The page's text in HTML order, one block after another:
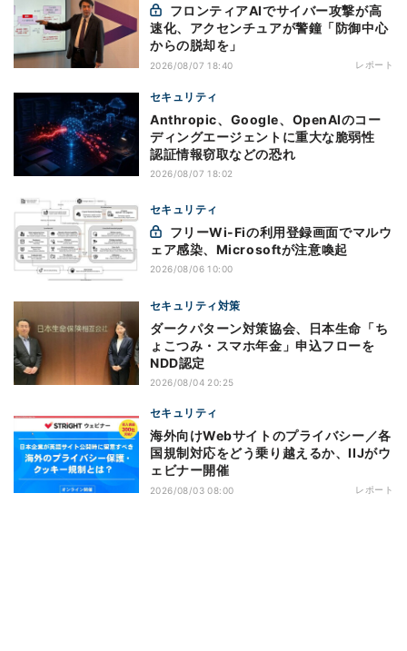
速化、アクセンチュアが警鐘「防御中心
からの脱却を」
2026/08/07 18:40 レポート
セキュリティ
Anthropic、Google、OpenAIのコー
ディングエージェントに重大な脆弱性
認証情報窃取などの恐れ
2026/08/07 18:02
セキュリティ
ェア感染、Microsoftが注意喚起
2026/08/06 10:00
セキュリティ対策
ダークパターン対策協会、日本生命「ち
ょこつみ・スマホ年金」申込フローを
NDD認定
2026/08/04 20:25
セキュリティ
海外向けWebサイトのプライバシー／各
国規制対応をどう乗り越えるか、IIJがウ
ェビナー開催
2026/08/03 08:00 レポート